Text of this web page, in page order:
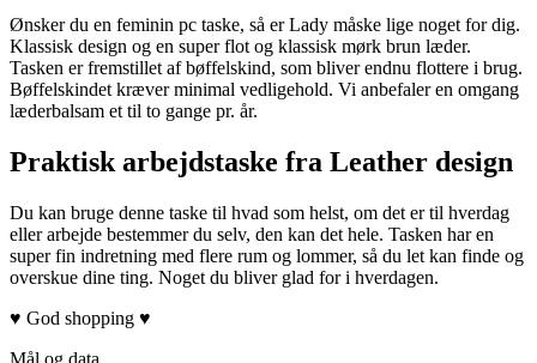
Ønsker du en feminin pc taske, så er Lady måske lige noget for dig.
Klassisk design og en super flot og klassisk mørk brun læder.
Tasken er fremstillet af bøffelskind, som bliver endnu flottere i brug.
Bøffelskindet kræver minimal vedligehold. Vi anbefaler en omgang
læderbalsam et til to gange pr. år.
Praktisk arbejdstaske fra Leather design
Du kan bruge denne taske til hvad som helst, om det er til hverdag
eller arbejde bestemmer du selv, den kan det hele. Tasken har en
super fin indretning med flere rum og lommer, så du let kan finde og
overskue dine ting. Noget du bliver glad for i hverdagen.
♥ God shopping ♥
Mål og data